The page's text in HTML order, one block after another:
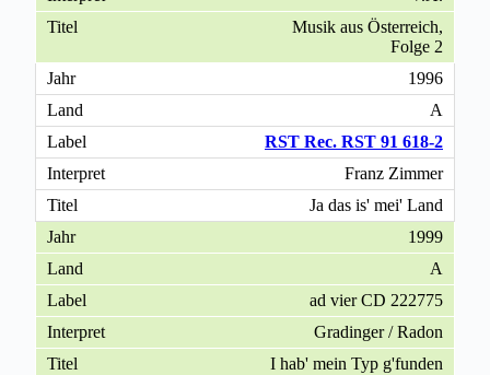
Musik aus Österreich,
Folge 2
1996
A
RST Rec. RST 91 618-2
Franz Zimmer
Ja das is' mei' Land
1999
A
ad vier CD 222775
Gradinger / Radon
I hab' mein Typ g'funden